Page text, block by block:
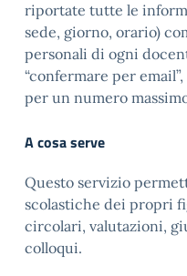
riportate tutte le
sede, giorno, orario)
personali di ogni
“confermare per
per un numero
A cosa serve
Questo servizio
scolastiche dei propri
circolari, valutazioni,
colloqui.